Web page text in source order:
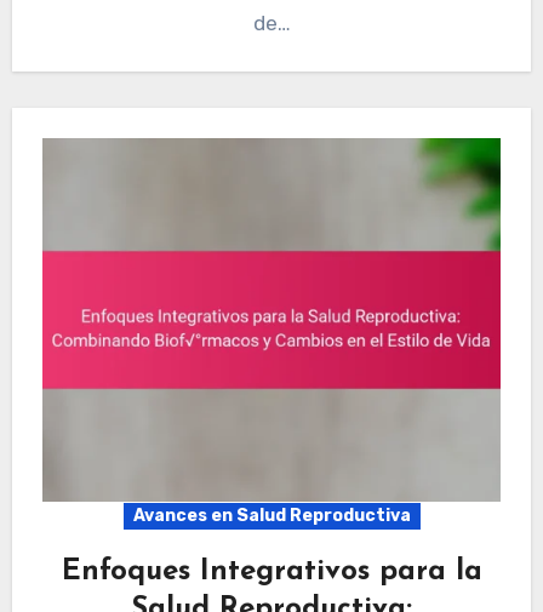
de…
Avances en Salud Reproductiva
Enfoques Integrativos para la